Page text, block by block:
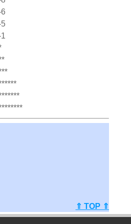
⇑ TOP ⇑